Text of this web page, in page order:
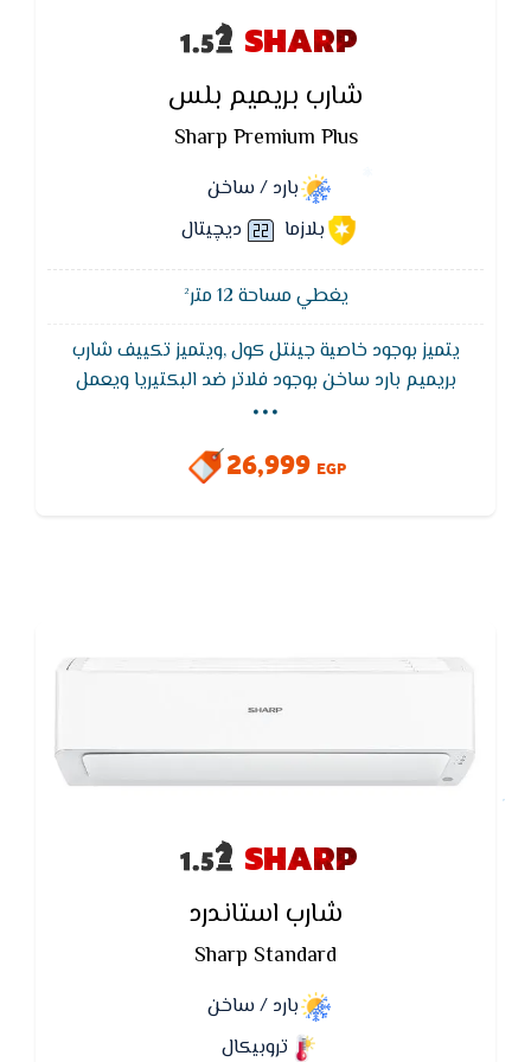
SHARP
شارب بريميم بلس
Sharp Premium Plus
بارد / ساخن
بلازما
ديچيتال
يغطي مساحة 12 متر²
يتميز بوجود خاصية جينتل كول ,ويتميز تكييف شارب
بريميم بارد ساخن بوجود فلاتر ضد البكتيريا ويعمل
تكييف شارب بخاصية التبريد السريع للوصول لدرجة الحراره
المطلوبة فى اسرع واقل استهلاك للكهرباء, يتميز تكييف
شارب بالتشغيل الهادئ التى تأخذ حيز كبير من الأهتمام
...
26,999 EGP
SHARP
شارب استاندرد
Sharp Standard
بارد / ساخن
تروبيكال